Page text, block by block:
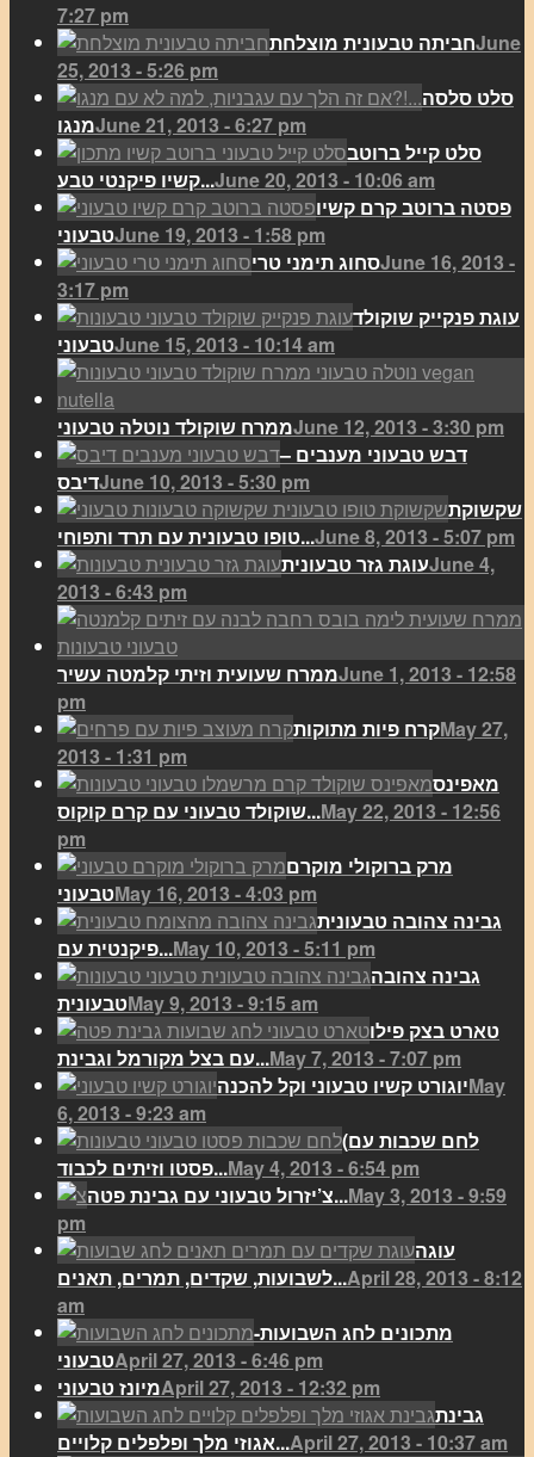
7:27 pm
חביתה טבעונית מוצלחתJune
25, 2013 - 5:26 pm
סלט סלסה
מנגוJune 21, 2013 - 6:27 pm
סלט קייל ברוטב
קשיו פיקנטי טבע...June 20, 2013 - 10:06 am
פסטה ברוטב קרם קשיו
טבעוניJune 19, 2013 - 1:58 pm
סחוג תימני טריJune 16, 2013 -
3:17 pm
עוגת פנקייק שוקולד
טבעוניJune 15, 2013 - 10:14 am
ממרח שוקולד נוטלה טבעוניJune 12, 2013 - 3:30 pm
דבש טבעוני מענבים –
דיבסJune 10, 2013 - 5:30 pm
שקשוקת
טופו טבעונית עם תרד ותפוחי...June 8, 2013 - 5:07 pm
עוגת גזר טבעוניתJune 4,
2013 - 6:43 pm
ממרח שעועית וזיתי קלמטה עשירJune 1, 2013 - 12:58
pm
קרח פיות מתוקותMay 27,
2013 - 1:31 pm
מאפינס
שוקולד טבעוני עם קרם קוקוס...May 22, 2013 - 12:56
pm
מרק ברוקולי מוקרם
טבעוניMay 16, 2013 - 4:03 pm
גבינה צהובה טבעונית
פיקנטית עם...May 10, 2013 - 5:11 pm
גבינה צהובה
טבעוניתMay 9, 2013 - 9:15 am
טארט בצק פילו
עם בצל מקורמל וגבינת...May 7, 2013 - 7:07 pm
יוגורט קשיו טבעוני וקל להכנהMay
6, 2013 - 9:23 am
(לחם שכבות עם
פסטו וזיתים לכבוד...May 4, 2013 - 6:54 pm
צ’יזרול טבעוני עם גבינת פטה...May 3, 2013 - 9:59
pm
עוגה
לשבועות, שקדים, תמרים, תאנים...April 28, 2013 - 8:12
am
מתכונים לחג השבועות-
טבעוניApril 27, 2013 - 6:46 pm
מיונז טבעוניApril 27, 2013 - 12:32 pm
גבינת
אגוזי מלך ופלפלים קלויים...April 27, 2013 - 10:37 am